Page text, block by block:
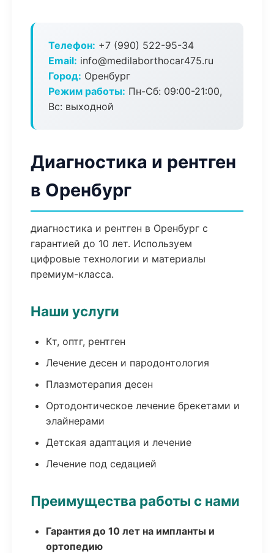
Телефон: +7 (990) 522-95-34
Email: info@medilaborthocar475.ru
Город: Оренбург
Режим работы: Пн-Сб: 09:00-21:00,
Вс: выходной
Диагностика и рентген
в Оренбург
диагностика и рентген в Оренбург с
гарантией до 10 лет. Используем
цифровые технологии и материалы
премиум-класса.
Наши услуги
Кт, оптг, рентген
Лечение десен и пародонтология
Плазмотерапия десен
Ортодонтическое лечение брекетами и
элайнерами
Детская адаптация и лечение
Лечение под седацией
Преимущества работы с нами
Гарантия до 10 лет на импланты и
ортопедию